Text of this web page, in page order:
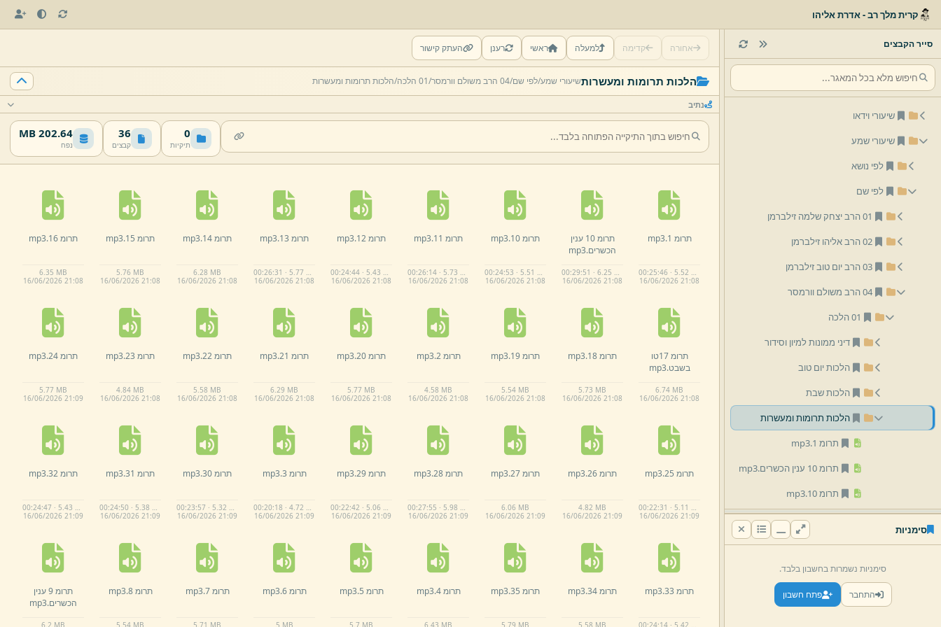
קרית מלך רב - אדרת אליהו
סייר הקבצים
שיעורי וידאו
שיעורי שמע
לפי נושא
לפי שם
01 הרב יצחק שלמה זילברמן
02 הרב אליהו זילברמן
03 הרב יום טוב זילברמן
04 הרב משולם וורמסר
01 הלכה
דיני ממונות למיון וסידור
הלכות יום טוב
הלכות שבת
הלכות תרומות ומעשרות
תרומ 1.
mp3
תרומ 10 ענין הכשרים.
mp3
תרומ 10.
mp3
תרומ 11.
mp3
תרומ 12.
mp3
תרומ 13.
mp3
תרומ 14.
mp3
סימניות
סימניות נשמרות בחשבון בלבד.
התחבר פתח חשבון
אחורה קדימה למעלה ראשי רענן העתק קישור
הלכות תרומות ומעשרותשיעורי שמע/לפי שם/04 הרב משולם וורמסר/ 01 הלכה/ הלכות תרומות ומעשרות
נתיב
0
תיקיות
36
קבצים
202.64 MB
נפח
תרומ 1. mp3
00:25:46 · 5.52 MB
16/06/2026 21:08
תרומ 10 ענין
הכשרים.mp3
00:29:51 · 6.25 MB
16/06/2026 21:08
תרומ 10. mp3
00:24:53 · 5.51 MB
16/06/2026 21:08
תרומ 11. mp3
00:26:14 · 5.73 MB
16/06/2026 21:08
תרומ 12. mp3
00:24:44 · 5.43 MB
16/06/2026 21:08
תרומ 13. mp3
00:26:31 · 5.77 MB
16/06/2026 21:08
תרומ 14. mp3
6.28 MB
16/06/2026 21:08
תרומ 15. mp3
5.76 MB
16/06/2026 21:08
תרומ 16. mp3
6.35 MB
16/06/2026 21:08
תרומ 17טו
בשבט.mp3
6.74 MB
16/06/2026 21:08
תרומ 18. mp3
5.73 MB
16/06/2026 21:08
תרומ 19. mp3
5.54 MB
16/06/2026 21:08
תרומ 2. mp3
4.58 MB
16/06/2026 21:08
תרומ 20. mp3
5.77 MB
16/06/2026 21:08
תרומ 21. mp3
6.29 MB
16/06/2026 21:08
תרומ 22. mp3
5.58 MB
16/06/2026 21:08
תרומ 23. mp3
4.84 MB
16/06/2026 21:08
תרומ 24. mp3
5.77 MB
16/06/2026 21:09
תרומ 25. mp3
00:22:31 · 5.11 MB
16/06/2026 21:09
תרומ 26. mp3
4.82 MB
16/06/2026 21:09
תרומ 27. mp3
6.06 MB
16/06/2026 21:09
תרומ 28. mp3
00:27:55 · 5.98 MB
16/06/2026 21:09
תרומ 29. mp3
00:22:42 · 5.06 MB
16/06/2026 21:09
תרומ 3. mp3
00:20:18 · 4.72 MB
16/06/2026 21:09
תרומ 30. mp3
00:23:57 · 5.32 MB
16/06/2026 21:09
תרומ 31. mp3
00:24:50 · 5.38 MB
16/06/2026 21:09
תרומ 32. mp3
00:24:47 · 5.43 MB
16/06/2026 21:09
תרומ 33. mp3 תרומ 34. mp3
5. 58 MB
תרומ 35. mp3
5. 79 MB
תרומ 4. mp3
6. 43 MB
תרומ 5. mp3
5. 7 MB
תרומ 6. mp3
5 MB
תרומ 7. mp3
5. 71 MB
תרומ 8. mp3
5. 54 MB
תרומ 9 ענין
הכשרים.mp3
6. 2 MB